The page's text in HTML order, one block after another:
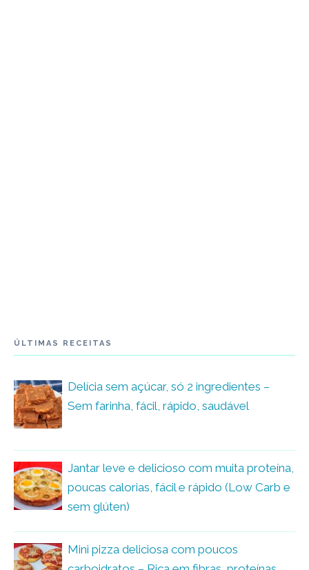
ÚLTIMAS RECEITAS
Delícia sem açúcar, só 2 ingredientes –
Sem farinha, fácil, rápido, saudável
Jantar leve e delicioso com muita proteína,
poucas calorias, fácil e rápido (Low Carb e
sem glúten)
Mini pizza deliciosa com poucos